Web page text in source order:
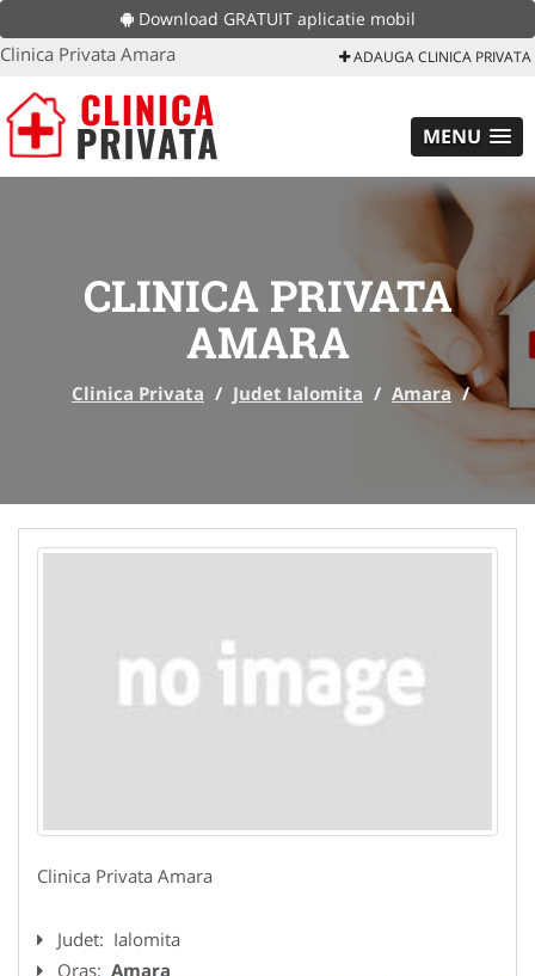
Download GRATUIT aplicatie mobil
Clinica Privata Amara ADAUGA CLINICA PRIVATA
MENU
CLINICA PRIVATA
AMARA
Clinica Privata / Judet Ialomita / Amara /
Clinica Privata Amara
Judet: Ialomita
Oras: Amara